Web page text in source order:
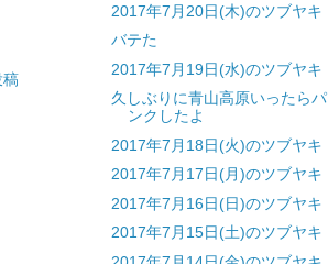
稿
2017年7月20日(木)のツブヤキ
バテた
2017年7月19日(水)のツブヤキ
久しぶりに青山高原いったらパ
ンクしたよ
2017年7月18日(火)のツブヤキ
2017年7月17日(月)のツブヤキ
2017年7月16日(日)のツブヤキ
2017年7月15日(土)のツブヤキ